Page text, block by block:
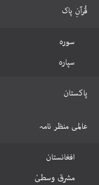
قُرآنِ پاک
سورہ
سپارہ
پاکستان
عالمی منظر نامہ
افغانستان
مشرق وسطیٰ